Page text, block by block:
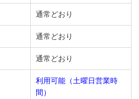
通常どおり
通常どおり
通常どおり
利用可能（土曜日営業時
間）